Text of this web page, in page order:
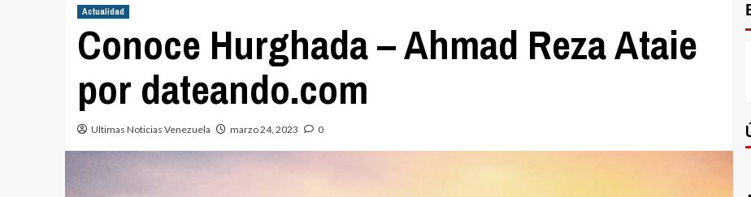
Actualidad
Conoce Hurghada – Ahmad Reza Ataie
por dateando.com
Ultimas Noticias Venezuela marzo 24, 2023 0